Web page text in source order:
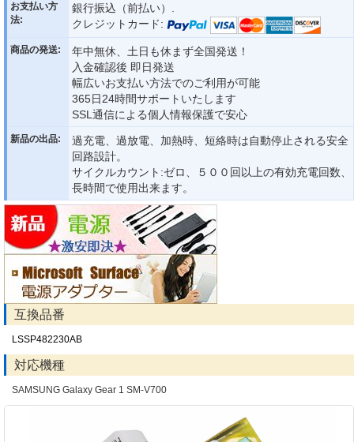
お支払い方
法:
銀行振込（前払い）.
クレジットカード:
商品の発送:
年中無休、土日も休まず全国発送！
入金確認後 即日発送
幅広いお支払い方法でのご利用が可能
365日24時間サポートいたします
SSL通信による個人情報保護で安心
新品の出品:
過充電、過放電、加熱時、短絡時は自動停止される安全
回路設計。
サイクルカウント:ゼロ、５００回以上の有効充電回数、
長時間で使用出来ます。
互換品番
LSSP482230AB
対応機種
SAMSUNG Galaxy Gear 1 SM-V700